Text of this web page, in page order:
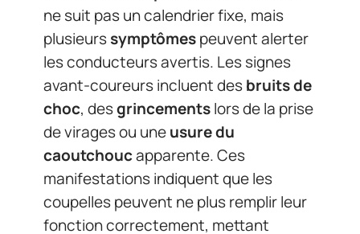
ne suit pas un calendrier fixe, mais
plusieurssymptômespeuvent alerter
les conducteurs avertis. Les signes
avant-coureurs incluent desbruits de
choc, desgrincementslors de la prise
de virages ou uneusure du
caoutchoucapparente. Ces
manifestations indiquent que les
coupelles peuvent ne plus remplir leur
fonction correctement, mettant